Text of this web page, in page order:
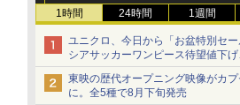
1時間 24時間 1週間
ユニクロ、今日から「お盆特別セ
シアサッカーワンピース待望値下
ショーツは1990円に
東映の歴代オープニング映像がカプ
に。全5種で8月下旬発売